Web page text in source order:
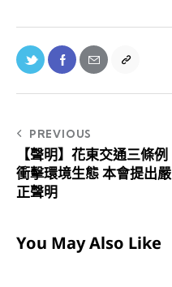
PREVIOUS
【聲明】花東交通三條例
衝擊環境生態 本會提出嚴
正聲明
You May Also Like